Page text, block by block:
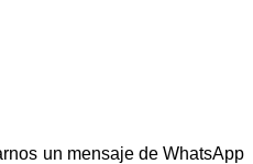
un mensaje de WhatsApp